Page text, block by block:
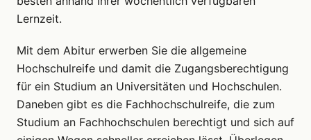
Lernzeit.
Mit dem Abitur erwerben Sie die allgemeine
Hochschulreife und damit die Zugangsberechtigung
für ein Studium an Universitäten und Hochschulen.
Daneben gibt es die Fachhochschulreife, die zum
Studium an Fachhochschulen berechtigt und sich auf